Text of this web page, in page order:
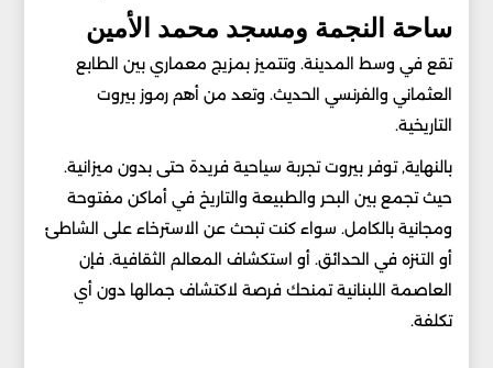
ساحة النجمة ومسجد محمد الأمين
تقع في وسط المدينة. وتتميز بمزيج معماري بين الطابع
العثماني والفرنسي الحديث. وتعد من أهم رموز بيروت
التاريخية.
بالنهاية, توفر بيروت تجربة سياحية فريدة حتى بدون ميزانية.
حيث تجمع بين البحر والطبيعة والتاريخ في أماكن مفتوحة
ومجانية بالكامل. سواء كنت تبحث عن الاسترخاء على الشاطئ
أو التنزه في الحدائق. أو استكشاف المعالم الثقافية. فإن
العاصمة اللبنانية تمنحك فرصة لاكتشاف جمالها دون أي
تكلفة.